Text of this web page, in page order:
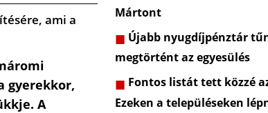
ami a
gyerekkor,
A
Mártont
Újabb nyugdíjpénztár
megtörtént az egyesülés
Fontos listát tett közzé
Ezeken a településeken